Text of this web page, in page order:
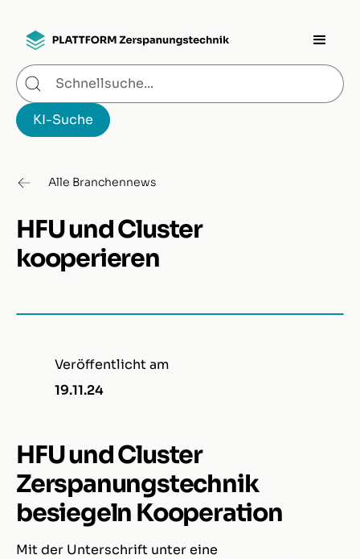
Alle Branchennews
HFU und Cluster
kooperieren
Veröffentlicht am
19.11.24
HFU und Cluster
Zerspanungstechnik
besiegeln Kooperation
Mit der Unterschrift unter eine